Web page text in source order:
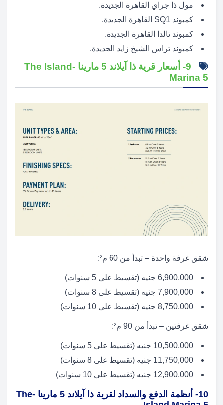
مول ذا جراي القاهرة الجديدة.
كمبوند SQ1 القاهرة الجديدة.
كمبوند تالدا القاهرة الجديدة.
كمبوند تراس الشيخ زايد الجديدة.
9- أسعار قرية ذا آيلاند 5 مارينا -The Island
Marina 5
شقق غرفة واحدة – تبدأ من 60 م²:
6,900,000 جنيه (تقسيط على 5 سنوات)
7,900,000 جنيه (تقسيط على 8 سنوات)
8,750,000 جنيه (تقسيط على 10 سنوات)
شقق غرفتين – تبدأ من 90 م²:
10,500,000 جنيه (تقسيط على 5 سنوات)
11,750,000 جنيه (تقسيط على 8 سنوات)
12,900,000 جنيه (تقسيط على 10 سنوات)
10- أنظمة الدفع والسداد لقرية ذا آيلاند 5 مارينا -The